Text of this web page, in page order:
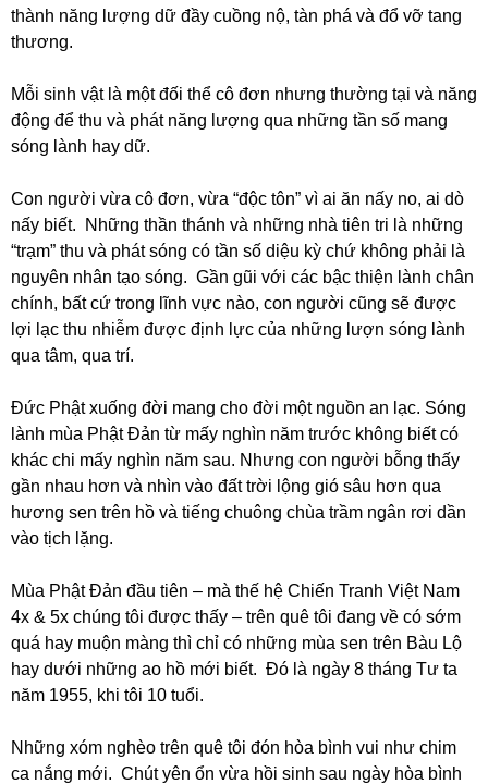
thành năng lượng dữ đầy cuồng nộ, tàn phá và đổ vỡ tang
thương.
Mỗi sinh vật là một đối thể cô đơn nhưng thường tại và năng
động để thu và phát năng lượng qua những tần số mang
sóng lành hay dữ.
Con người vừa cô đơn, vừa “độc tôn” vì ai ăn nấy no, ai dò
nấy biết. Những thần thánh và những nhà tiên tri là những
“trạm” thu và phát sóng có tần số diệu kỳ chứ không phải là
nguyên nhân tạo sóng. Gần gũi với các bậc thiện lành chân
chính, bất cứ trong lĩnh vực nào, con người cũng sẽ được
lợi lạc thu nhiễm được định lực của những lượn sóng lành
qua tâm, qua trí.
Đức Phật xuống đời mang cho đời một nguồn an lạc. Sóng
lành mùa Phật Đản từ mấy nghìn năm trước không biết có
khác chi mấy nghìn năm sau. Nhưng con người bỗng thấy
gần nhau hơn và nhìn vào đất trời lộng gió sâu hơn qua
hương sen trên hồ và tiếng chuông chùa trầm ngân rơi dần
vào tịch lặng.
Mùa Phật Đản đầu tiên – mà thế hệ Chiến Tranh Việt Nam
4x & 5x chúng tôi được thấy – trên quê tôi đang về có sớm
quá hay muộn màng thì chỉ có những mùa sen trên Bàu Lộ
hay dưới những ao hồ mới biết. Đó là ngày 8 tháng Tư ta
năm 1955, khi tôi 10 tuổi.
Những xóm nghèo trên quê tôi đón hòa bình vui như chim
ca nắng mới. Chút yên ổn vừa hồi sinh sau ngày hòa bình